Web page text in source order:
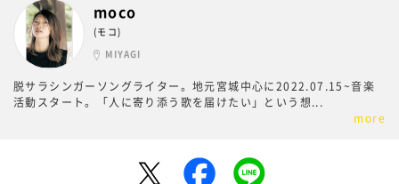
moco
(モコ)
MIYAGI
脱サラシンガーソングライター。地元宮城中心に2022.07.15~音楽
活動スタート。「人に寄り添う歌を届けたい」という想...
more